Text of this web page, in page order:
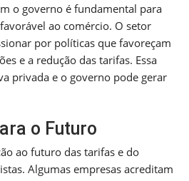
o governo é fundamental para
ao comércio. O setor
por políticas que favoreçam
e a redução das tarifas. Essa
privada e o governo pode gerar
o Futuro
ao futuro das tarifas e do
Algumas empresas acreditam